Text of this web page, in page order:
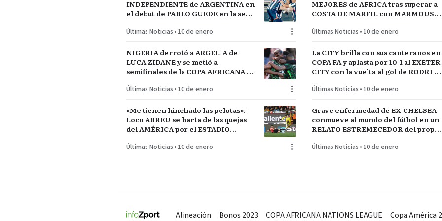
INDEPENDIENTE de ARGENTINA en
el debut de PABLO GUEDE en la serie
Últimas Noticias • 10 de enero
MEJORES de AFRICA tras superar a
COSTA DE MARFIL con MARMOUSH
Últimas Noticias • 10 de enero
NIGERIA derrotó a ARGELIA de
LUCA ZIDANE y se metió a
semifinales de la COPA AFRICANA de
Últimas Noticias • 10 de enero
La CITY brilla con sus canteranos en
COPA FA y aplasta por 10-1 al EXETER
CITY con la vuelta al gol de RODRI y
Últimas Noticias • 10 de enero
«Me tienen hinchado las pelotas»:
Loco ABREU se harta de las quejas
del AMÉRICA por el ESTADIO
Últimas Noticias • 10 de enero
Grave enfermedad de EX-CHELSEA
conmueve al mundo del fútbol en un
RELATO ESTREMECEDOR del propio
Últimas Noticias • 10 de enero
Alineación Bonos 2023 COPA AFRICANA NATIONS LEAGUE Copa América